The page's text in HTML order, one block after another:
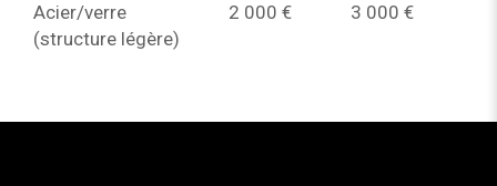
Acier/verre
(structure légère)
2 000 € 3 000 €